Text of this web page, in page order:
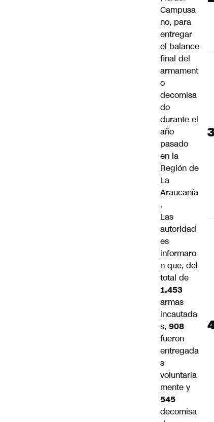
Campusa
no, para
entregar
el balance
final del
armament
o
decomisa
do
durante el
año
pasado
en la
Región de
La
Araucanía
.
Las
autoridad
es
informaro
n que, del
total de
1.453
armas
incautada
s, 908
fueron
entregada
s
voluntaria
mente y
545
decomisa